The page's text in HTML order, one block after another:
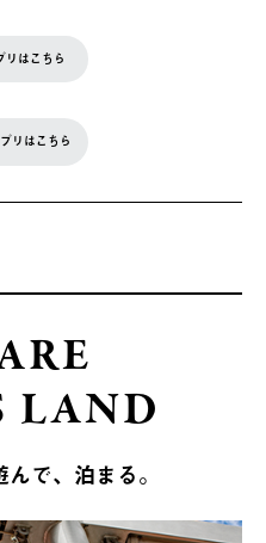
リはこちら
リはこちら
LAND
で、泊まる。